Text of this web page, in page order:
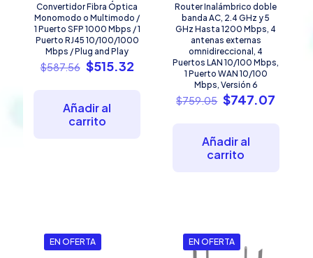
Convertidor Fibra Óptica
Monomodo o Multimodo /
1 Puerto SFP 1000 Mbps / 1
Puerto RJ45 10/100/1000
Mbps / Plug and Play
$587.56 El
precio
era:
$587.56.
$515.32El
Añadir al
carrito
Router Inalámbrico doble
banda AC, 2.4 GHz y 5
GHz Hasta 1200 Mbps, 4
antenas externas
omnidireccional, 4
Puertos LAN 10/100 Mbps,
1 Puerto WAN 10/100
Mbps, Versión 6
$759.05 El
precio
era:
$759.05.
$747.07
Añadir al
carrito
EN OFERTA EN OFERTA